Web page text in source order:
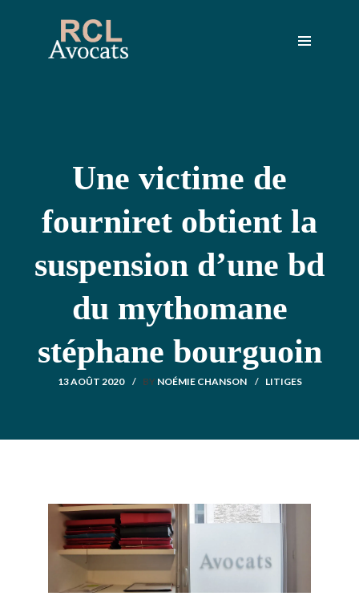
CONTACT
POLITIQUE
COOKIES
une victime de
fourniret obtient la
suspension d’une bd
du mythomane
stéphane bourguoin
13 AOÛT 2020 BY NOÉMIE CHANSON LITIGES